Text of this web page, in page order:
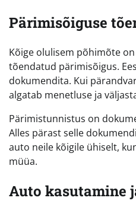
Pärimisõiguse
Kõige olulisem põhimõte
tõendatud pärimisõigus.
dokumendita. Kui
algatab menetluse ja
Pärimistunnistus on
Alles pärast selle
auto neile kõigile ühiselt,
müüa.
Auto kasutamine